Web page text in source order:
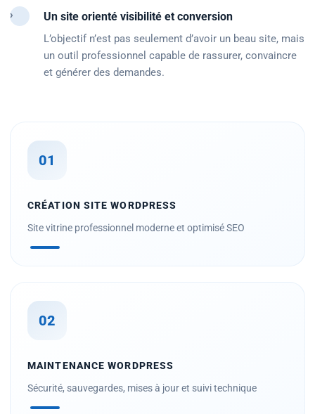
› Un site orienté visibilité et conversion
L’objectif n’est pas seulement d’avoir un beau site, mais
un outil professionnel capable de rassurer, convaincre
et générer des demandes.
01
CRÉATION SITE WORDPRESS
Site vitrine professionnel moderne et optimisé SEO
02
MAINTENANCE WORDPRESS
Sécurité, sauvegardes, mises à jour et suivi technique